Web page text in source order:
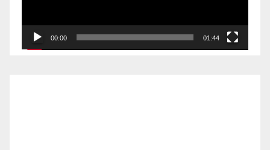
00:00 01:44